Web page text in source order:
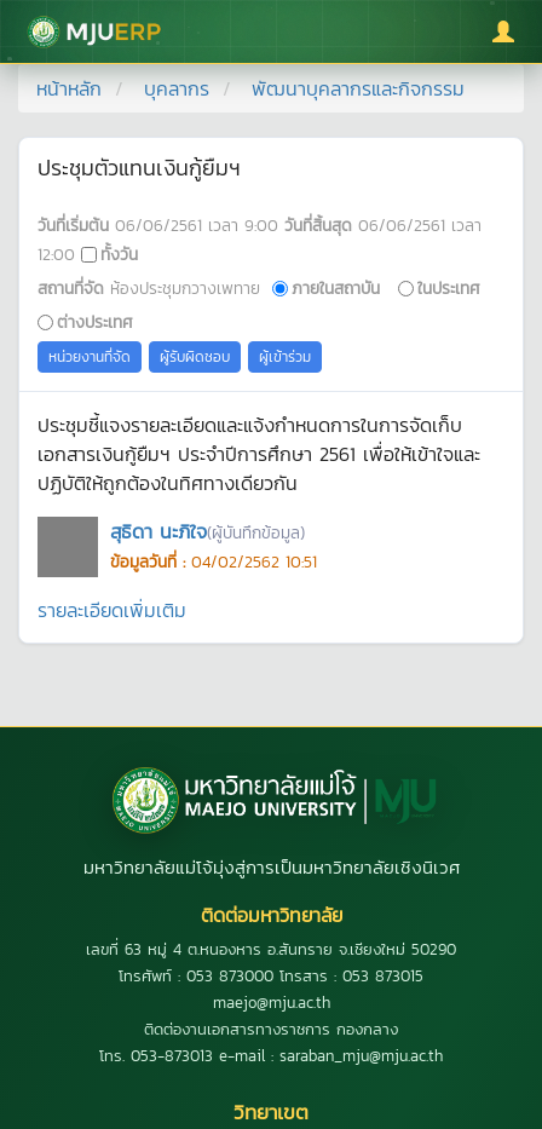
มหาวิทยาลัยแม่โจ้
หน้าหลัก บุคลากร พัฒนาบุคลากรและกิจกรรม
ประชุมตัวแทนเงินกู้ยืมฯ
วันที่เริ่มต้น 06/06/2561 เวลา 9:00 วันที่สิ้นสุด 06/06/2561 เวลา
12:00
ทั้งวัน
สถานที่จัด ห้องประชุมกวางเพทาย ภายในสถาบัน
ในประเทศ
ต่างประเทศ
หน่วยงานที่จัด ผู้รับผิดชอบ ผู้เข้าร่วม
ประชุมชี้แจงรายละเอียดและแจ้งกำหนดการในการจัดเก็บ
เอกสารเงินกู้ยืมฯ ประจำปีการศึกษา 2561 เพื่อให้เข้าใจและ
ปฏิบัติให้ถูกต้องในทิศทางเดียวกัน
สุธิดา นะภิใจ(ผู้บันทึกข้อมูล)
ข้อมูลวันที่ : 04/02/2562 10:51
รายละเอียดเพิ่มเติม
มหาวิทยาลัยแม่โจ้มุ่งสู่การเป็นมหาวิทยาลัยเชิงนิเวศ
ติดต่อมหาวิทยาลัย
เลขที่ 63 หมู่ 4 ต.หนองหาร อ.สันทราย จ.เชียงใหม่ 50290
โทรศัพท์ : 053 873000 โทรสาร : 053 873015
maejo@mju.ac.th
ติดต่องานเอกสารทางราชการ กองกลาง
โทร. 053-873013 e-mail : saraban_mju@mju.ac.th
วิทยาเขต